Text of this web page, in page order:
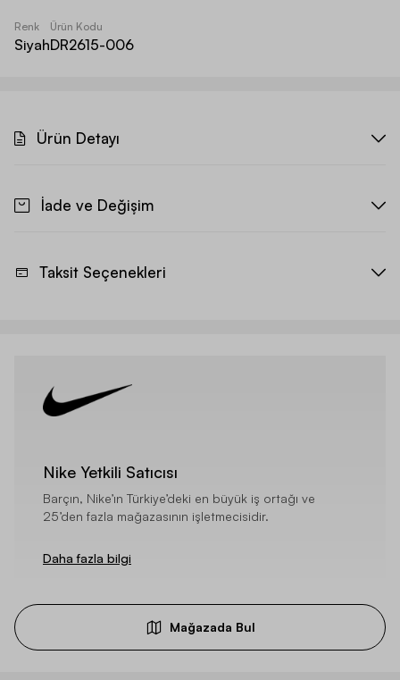
Renk
Siyah
Ürün Kodu
DR2615-006
Ürün Detayı
İade ve Değişim
Taksit Seçenekleri
Nike Yetkili Satıcısı
Barçın, Nike’ın Türkiye’deki en büyük iş ortağı ve
25’den fazla mağazasının işletmecisidir.
Daha fazla bilgi
Mağazada Bul